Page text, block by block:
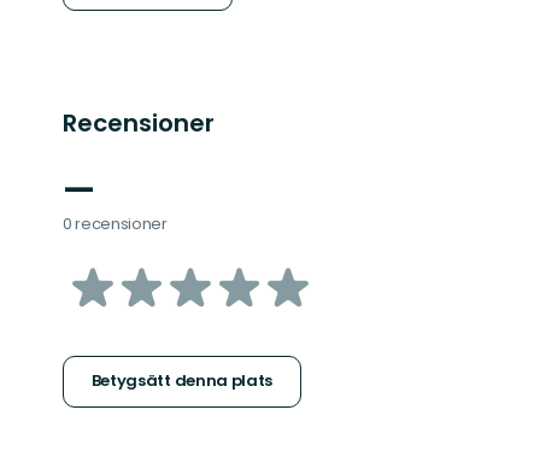
Recensioner
—
0 recensioner
av
stjärnor
Betygsätt denna plats